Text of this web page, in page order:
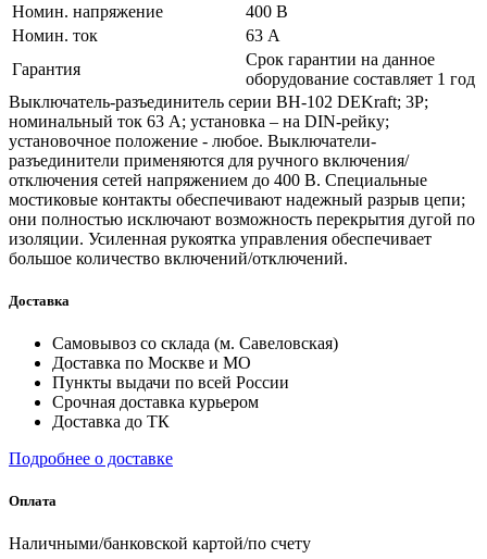
Номин. напряжение
400 В
Номин. ток
63 А
Гарантия
Срок гарантии на данное
оборудование составляет 1 год
Выключатель-разъединитель серии ВН-102 DEKraft; 3P;
номинальный ток 63 А; установка – на DIN-рейку;
установочное положение - любое. Выключатели-
разъединители применяются для ручного включения/
отключения сетей напряжением до 400 В. Специальные
мостиковые контакты обеспечивают надежный разрыв цепи;
они полностью исключают возможность перекрытия дугой по
изоляции. Усиленная рукоятка управления обеспечивает
большое количество включений/отключений.
Доставка
Самовывоз со склада (м. Савеловская)
Доставка по Москве и МО
Пункты выдачи по всей России
Срочная доставка курьером
Доставка до ТК
Подробнее о доставке
Оплата
Наличными/банковской картой/по счету